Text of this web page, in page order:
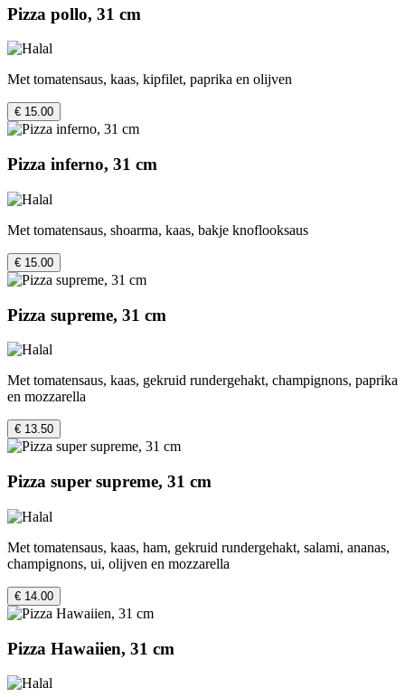
Pizza pollo, 31 cm
Met tomatensaus, kaas, kipfilet, paprika en olijven
€ 15.00
Pizza inferno, 31 cm
Met tomatensaus, shoarma, kaas, bakje knoflooksaus
€ 15.00
Pizza supreme, 31 cm
Met tomatensaus, kaas, gekruid rundergehakt, champignons, paprika
en mozzarella
€ 13.50
Pizza super supreme, 31 cm
Met tomatensaus, kaas, ham, gekruid rundergehakt, salami, ananas,
champignons, ui, olijven en mozzarella
€ 14.00
Pizza Hawaiien, 31 cm